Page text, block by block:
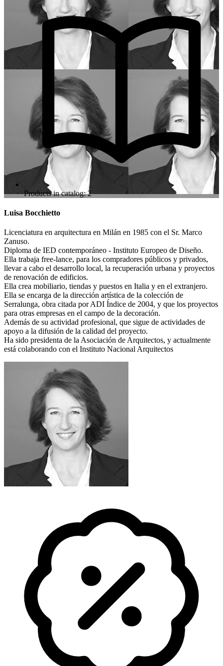
Products in catalog: 2
Luisa Bocchietto
Licenciatura en arquitectura en Milán en 1985 con el Sr. Marco
Zanuso.
Diploma de IED contemporáneo - Instituto Europeo de Diseño.
Ella trabaja free-lance, para los compradores públicos y privados,
llevar a cabo el desarrollo local, la recuperación urbana y proyectos
de renovación de edificios.
Ella crea mobiliario, tiendas y puestos en Italia y en el extranjero.
Ella se encarga de la dirección artística de la colección de
Serralunga, obra citada por ADI Índice de 2004, y que los proyectos
para otras empresas en el campo de la decoración.
Además de su actividad profesional, que sigue de actividades de
apoyo a la difusión de la calidad del proyecto.
Ha sido presidenta de la Asociación de Arquitectos, y actualmente
está colaborando con el Instituto Nacional Arquitectos